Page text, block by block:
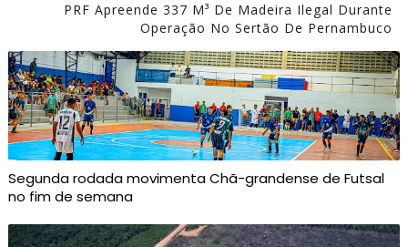
PRF Apreende 337 M³ De Madeira Ilegal Durante
Operação No Sertão De Pernambuco
Segunda rodada movimenta Chã-grandense de Futsal
no fim de semana